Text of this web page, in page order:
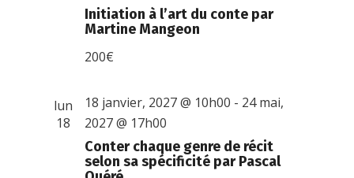
Initiation à l’art du conte par
Martine Mangeon
200€
lun
18
Conter chaque genre de récit
selon sa spécificité par Pascal
18 janvier, 2027 @ 10h00 - 24 mai,
2027 @ 17h00